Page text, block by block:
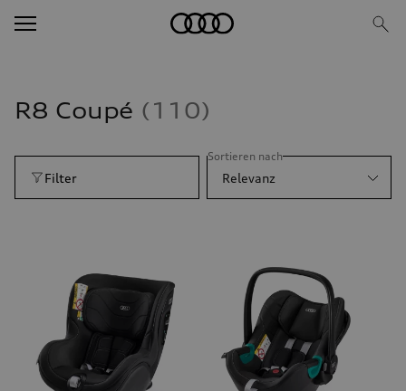
R8 Coupé 110
Filter
Sortieren nach
Relevanz